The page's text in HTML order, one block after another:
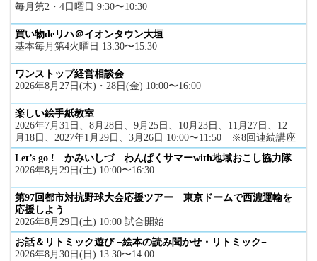
毎月第2・4日曜日 9:30〜10:30
買い物deリハ＠イオンタウン大垣
基本毎月第4火曜日 13:30〜15:30
ワンストップ経営相談会
2026年8月27日(木)・28日(金) 10:00〜16:00
楽しい絵手紙教室
2026年7月31日、8月28日、9月25日、10月23日、11月27日、12
月18日、2027年1月29日、3月26日 10:00〜11:50 ※8回連続講座
Let’s go ! かみいしづ わんぱくサマーwith地域おこし協力隊
2026年8月29日(土) 10:00〜16:30
第97回都市対抗野球大会応援ツアー 東京ドームで西濃運輸を
応援しよう
2026年8月29日(土) 10:00 試合開始
お話＆リトミック遊び −絵本の読み聞かせ・リトミック−
2026年8月30日(日) 13:30〜14:00